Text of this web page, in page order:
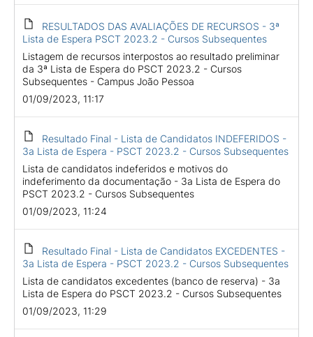
RESULTADOS DAS AVALIAÇÕES DE RECURSOS - 3ª
Lista de Espera PSCT 2023.2 - Cursos Subsequentes
Listagem de recursos interpostos ao resultado preliminar
da 3ª Lista de Espera do PSCT 2023.2 - Cursos
Subsequentes - Campus João Pessoa
01/09/2023, 11:17
Resultado Final - Lista de Candidatos INDEFERIDOS -
3a Lista de Espera - PSCT 2023.2 - Cursos Subsequentes
Lista de candidatos indeferidos e motivos do
indeferimento da documentação - 3a Lista de Espera do
PSCT 2023.2 - Cursos Subsequentes
01/09/2023, 11:24
Resultado Final - Lista de Candidatos EXCEDENTES -
3a Lista de Espera - PSCT 2023.2 - Cursos Subsequentes
Lista de candidatos excedentes (banco de reserva) - 3a
Lista de Espera do PSCT 2023.2 - Cursos Subsequentes
01/09/2023, 11:29